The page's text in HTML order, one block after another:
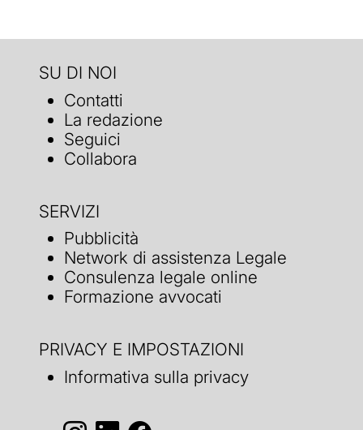
SU DI NOI
Contatti
La redazione
Seguici
Collabora
SERVIZI
Pubblicità
Network di assistenza Legale
Consulenza legale online
Formazione avvocati
PRIVACY E IMPOSTAZIONI
Informativa sulla privacy